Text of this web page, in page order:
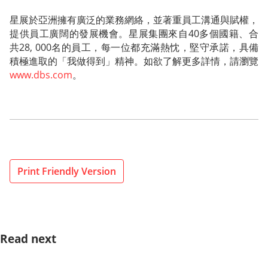
星展於亞洲擁有廣泛的業務網絡，並著重員工溝通與賦權，
提供員工廣闊的發展機會。星展集團來自40多個國籍、合
共28, 000名的員工，每一位都充滿熱忱，堅守承諾，具備
積極進取的「我做得到」精神。如欲了解更多詳情，請瀏覽
www.dbs.com。
Print Friendly Version
Read next